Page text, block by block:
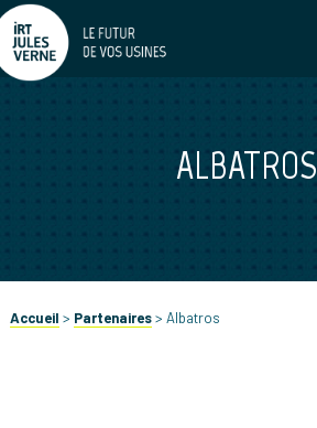
ALBATROS
Accueil > Partenaires> Albatros